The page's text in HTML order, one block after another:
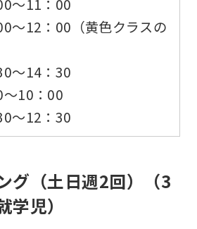
〜11：00
〜12：00（黄色クラスの
〜14：30
〜10：00
〜12：30
グ（土日週2回）（3
児）